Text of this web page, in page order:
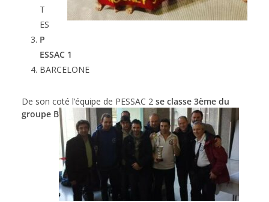
T
ES
P
ESSAC 1
BARCELONE
De son coté l’équipe de PESSAC 2 se classe 3ème du
groupe B